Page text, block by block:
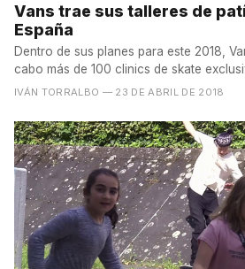
Vans trae sus talleres de
España
Dentro de sus planes para este 2018,
cabo más de 100 clinics de skate
IVÁN TORRALBO — 23 DE ABRIL DE 2018